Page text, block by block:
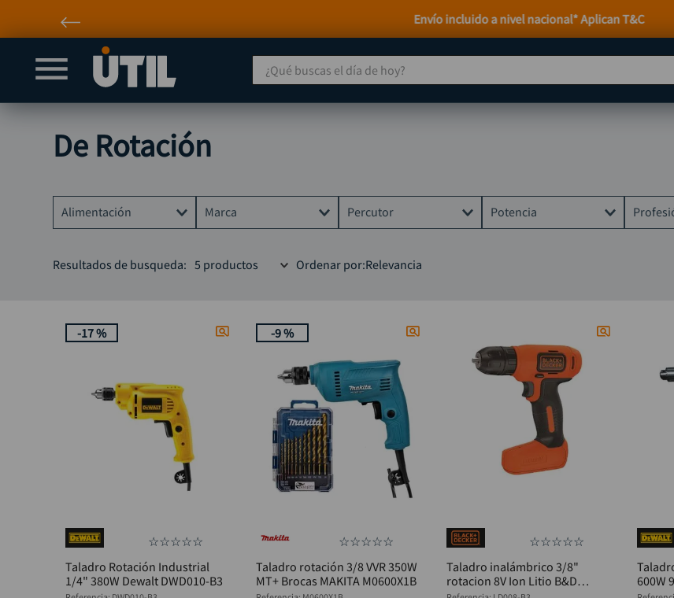
Envío incluido a nivel nacional* Aplican T&C
¿Qué buscas el día de hoy?
De Rotación
Alimentación
Eléctrica
Marca
BLACK DECKER
Percutor
No
Potencia
Resultados de busqueda: 5 productos Ordenar por Relevancia
-17 %
☆☆☆☆☆
Taladro Rotación Industrial
1/4" 380W Dewalt DWD010-B3
-9 %
☆☆☆☆☆
Taladro rotación 3/8 VVR 350W
MT+ Brocas MAKITA M0600X1B
☆☆☆☆☆
Taladro inalámbrico 3/8"
rotacion 8V Ion Litio B&D
LD008-B3
600W
TÉRMINOS MÁS BUSCADOS
4
6. ruteadora
broca
hidrolavadora
10 black decker